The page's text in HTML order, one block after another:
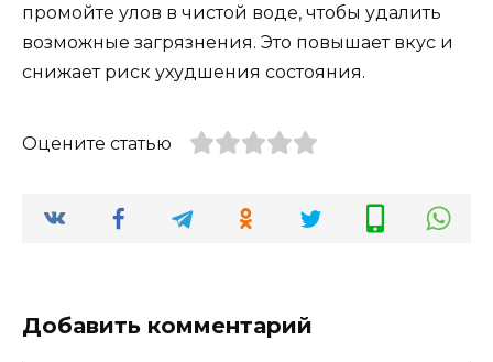
промойте улов в чистой воде, чтобы удалить
возможные загрязнения. Это повышает вкус и
снижает риск ухудшения состояния.
Оцените статью
Добавить комментарий